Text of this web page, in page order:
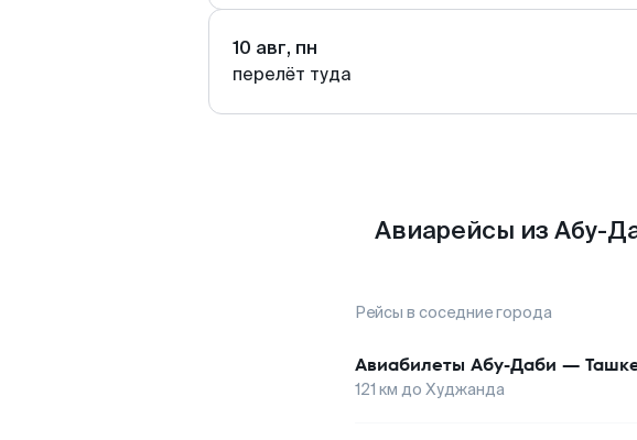
10 авг, пн
перелёт туда
Авиарейсы из Абу-
Рейсы в соседние города
Авиабилеты Абу-Даби —
121 км до Худжанда